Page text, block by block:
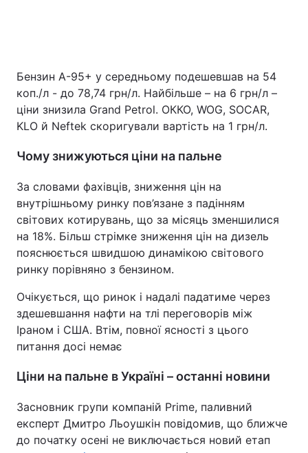
Бензин А-95+ у середньому подешевшав на 54
коп./л - до 78,74 грн/л. Найбільше – на 6 грн/л –
ціни знизила Grand Petrol. ОККО, WOG, SOCAR,
KLO й Neftek скоригували вартість на 1 грн/л.
Чому знижуються ціни на пальне
За словами фахівців, зниження цін на
внутрішньому ринку пов’язане з падінням
світових котирувань, що за місяць зменшилися
на 18%. Більш стрімке зниження цін на дизель
пояснюється швидшою динамікою світового
ринку порівняно з бензином.
Очікується, що ринок і надалі падатиме через
здешевшання нафти на тлі переговорів між
Іраном і США. Втім, повної ясності з цього
питання досі немає
Ціни на пальне в Україні – останні новини
Засновник групи компаній Prime, паливний
експерт Дмитро Льоушкін повідомив, що ближче
до початку осені не виключається новий етап